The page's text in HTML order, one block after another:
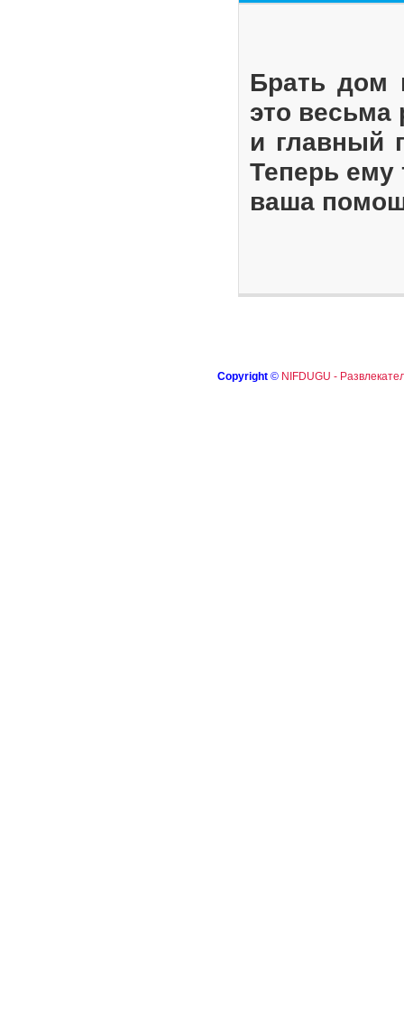
Брать дом
это весьма
и главный
Теперь ему
ваша
Copyright © NIFDUGU -